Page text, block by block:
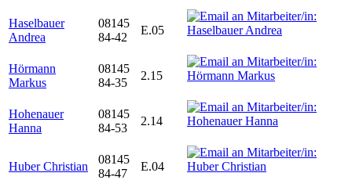
Haselbauer
Andrea
08145
84-42
E.05
Hörmann
Markus
08145
84-35
2.15
Hohenauer
Hanna
08145
84-53
2.14
Huber Christian
08145
84-47
E.04